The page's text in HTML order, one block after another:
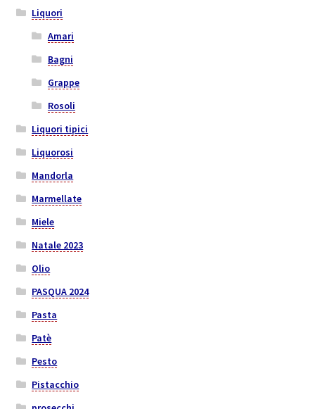
Liquori
Amari
Bagni
Grappe
Rosoli
Liquori tipici
Liquorosi
Mandorla
Marmellate
Miele
Natale 2023
Olio
PASQUA 2024
Pasta
Patè
Pesto
Pistacchio